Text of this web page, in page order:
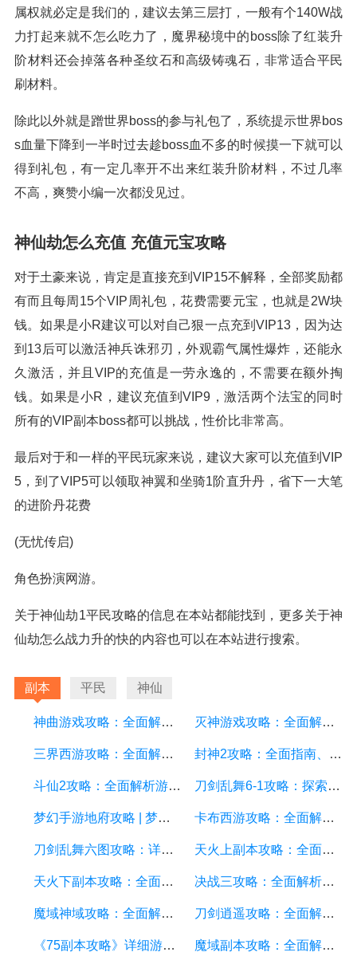
属权就必定是我们的，建议去第三层打，一般有个140W战
力打起来就不怎么吃力了，魔界秘境中的boss除了红装升
阶材料还会掉落各种圣纹石和高级铸魂石，非常适合平民
刷材料。
除此以外就是蹭世界boss的参与礼包了，系统提示世界bos
s血量下降到一半时过去趁boss血不多的时候摸一下就可以
得到礼包，有一定几率开不出来红装升阶材料，不过几率
不高，爽赞小编一次都没见过。
神仙劫怎么充值 充值元宝攻略
对于土豪来说，肯定是直接充到VIP15不解释，全部奖励都
有而且每周15个VIP周礼包，花费需要元宝，也就是2W块
钱。如果是小R建议可以对自己狠一点充到VIP13，因为达
到13后可以激活神兵诛邪刃，外观霸气属性爆炸，还能永
久激活，并且VIP的充值是一劳永逸的，不需要在额外掏
钱。如果是小R，建议充值到VIP9，激活两个法宝的同时
所有的VIP副本boss都可以挑战，性价比非常高。
最后对于和一样的平民玩家来说，建议大家可以充值到VIP
5，到了VIP5可以领取神翼和坐骑1阶直升丹，省下一大笔
的进阶丹花费
(无忧传启)
角色扮演网游。
关于神仙劫1平民攻略的信息在本站都能找到，更多关于神
仙劫怎么战力升的快的内容也可以在本站进行搜索。
副本 平民 神仙
神曲游戏攻略：全面解析游戏技巧、副本攻略和装备获取 灭神游戏攻略：全面解析游戏技巧、副本攻略、装备获取
三界西游攻略：全面解析三界西游游戏玩法、角色、装备与副本 封神2攻略：全面指南、技巧与秘籍解析
斗仙2攻略：全面解析游戏技巧、副本攻略、装备养成和战斗策略 刀剑乱舞6-1攻略：探索副本、培养角色和战斗技巧详解
梦幻手游地府攻略 | 梦幻手游地府副本、BOSS、装备获取攻略详解 卡布西游攻略：全面解析游戏技巧、副本攻略和装备提升
刀剑乱舞六图攻略：详细游戏攻略方面的描述 天火上副本攻略：全面详解最佳游戏策略、技巧和装备建议
天火下副本攻略：全面解析副本挑战技巧、队伍搭配和装备选择 决战三攻略：全面解析游戏技巧、副本攻略和装备合成
魔域神域攻略：全面解析游戏技巧、装备和副本 刀剑逍遥攻略：全面解析游戏技巧、装备选择和副本攻略
《75副本攻略》详细游戏攻略方面的描述 魔域副本攻略：全面解析魔域副本玩法，带你轻松通关